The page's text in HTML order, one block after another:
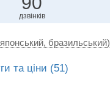
дзвінків
бразильський)
та ціни (51)